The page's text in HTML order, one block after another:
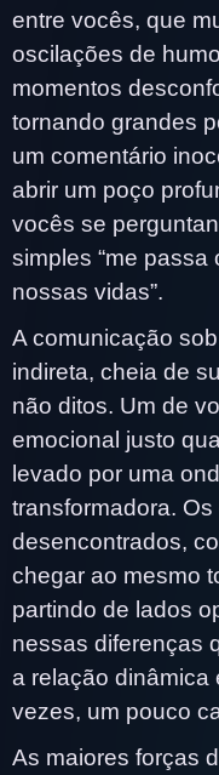
entre vocês, que
oscilações de
momentos
tornando grandes
um comentário
abrir um poço
vocês se
simples “me passa
nossas vidas”.
A comunicação
indireta, cheia de
não ditos. Um de
emocional justo
levado por uma
transformadora.
desencontrados,
chegar ao mesmo
partindo de lados
nessas diferenças
a relação
vezes, um pouco
As maiores forças